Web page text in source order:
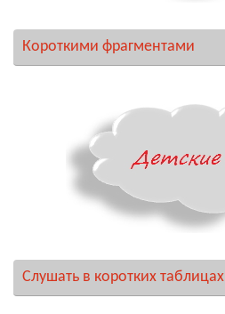
Короткими фрагментами
Слушать в коротких таблицах